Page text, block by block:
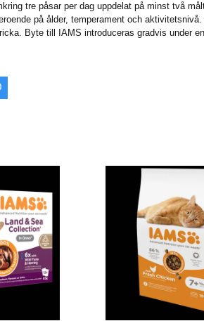
tre påsar per dag uppdelat på minst två
på ålder, temperament och
Byte till IAMS introduceras gradvis under en